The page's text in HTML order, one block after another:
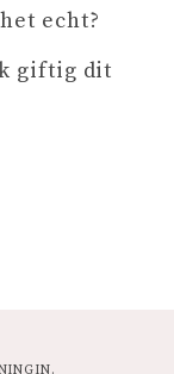
echt?
giftig dit